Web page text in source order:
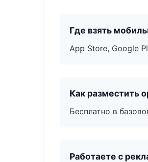
Где взять
App Store, Google
Как разместить
Бесплатно в
Работаете с